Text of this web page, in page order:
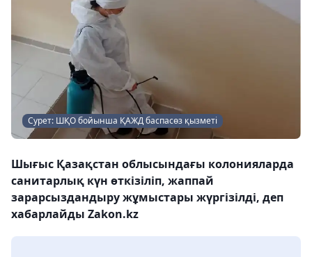
Сурет: ШҚО бойынша ҚАЖД баспасөз қызметі
Шығыс Қазақстан облысындағы колонияларда
санитарлық күн өткізіліп, жаппай
зарарсыздандыру жұмыстары жүргізілді, деп
хабарлайды Zakon.kz